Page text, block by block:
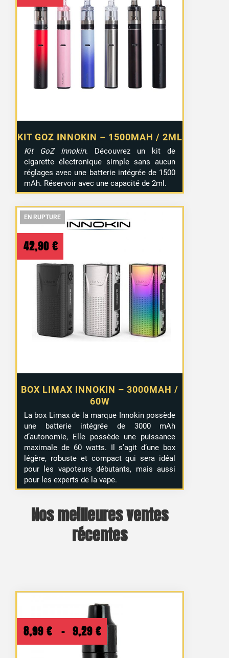
KIT GOZ INNOKIN – 1500MAH / 2ML
Kit GoZ Innokin. Découvrez un kit de
cigarette électronique simple sans aucun
réglages avec une batterie intégrée de 1500
mAh. Réservoir avec une capacité de 2ml.
EN RUPTURE
EN RUPTURE
BOX LIMAX INNOKIN – 3000MAH /
60W
42,90 €
La box Limax de la marque Innokin possède
une batterie intégrée de 3000 mAh
d’autonomie, Elle possède une puissance
maximale de 60 watts. Il s’agit d’une box
légère, robuste et compact qui sera idéal
pour les vapoteurs débutants, mais aussi
pour les experts de la vape.
EN RUPTURE
Nos meilleures ventes
récentes
8,99 € – 9,29 € Plage
de